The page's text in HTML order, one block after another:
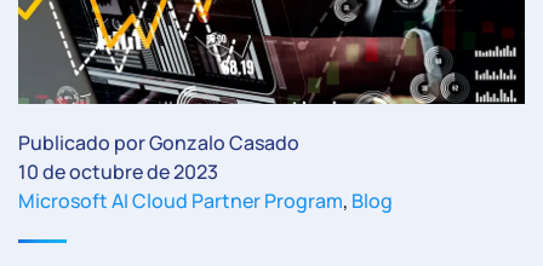
Publicado por Gonzalo Casado
10 de octubre de 2023
Microsoft AI Cloud Partner Program, Blog